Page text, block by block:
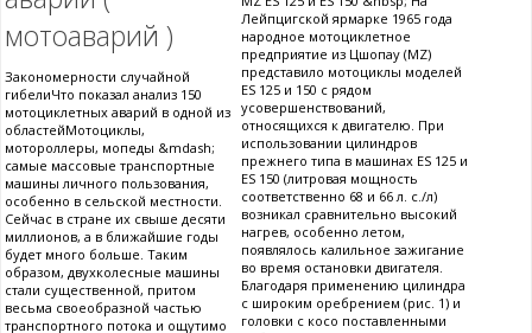
мотоаварий )
Закономерности случайной
гибелиЧто показал анализ 150
мотоциклетных аварий в одной из
областейМотоциклы,
мотороллеры, мопеды &mdash;
самые массовые транспортные
машины личного пользования,
особенно в сельской местности.
Сейчас в стране их свыше десяти
миллионов, а в ближайшие годы
будет много больше. Таким
образом, двухколесные машины
стали существенной, притом
весьма своеобразной частью
транспортного потока и ощутимо
Лейпцигской ярмарке 1965 года
народное мотоциклетное
предприятие из Цшопау (МZ)
представило мотоциклы моделей
ES 125 и 150 с рядом
усовершенствований,
относящихся к двигателю. При
использовании цилиндров
прежнего типа в машинах ES 125 и
ES 150 (литровая мощность
соответственно 68 и 66 л. с./л)
возникал сравнительно высокий
нагрев, особенно летом,
появлялось калильное зажигание
во время остановки двигателя.
Благодаря применению цилиндра
с широким оребрением (рис. 1) и
головки с косо поставленными